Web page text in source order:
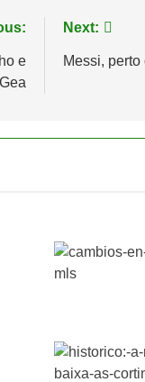
e
Gea
Next:
Messi,